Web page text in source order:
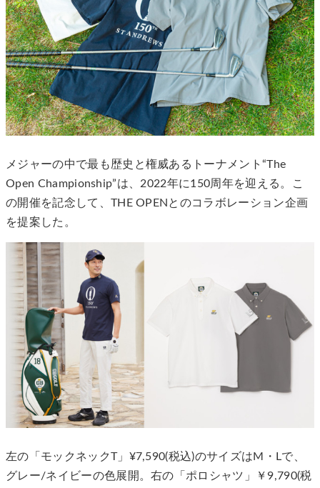
メジャーの中で最も歴史と権威あるトーナメント“The
Open Championship”は、2022年に150周年を迎える。こ
の開催を記念して、THE OPENとのコラボレーション企画
を提案した。
左の「モックネックT」¥7,590(税込)のサイズはM・Lで、
グレー/ネイビーの色展開。右の「ポロシャツ」￥9,790(税